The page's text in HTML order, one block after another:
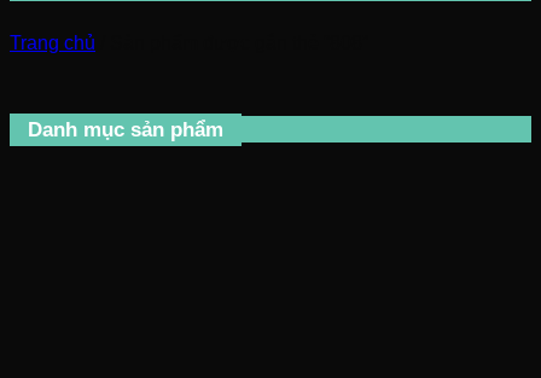
Trang chủ
Danh mục sản phẩm